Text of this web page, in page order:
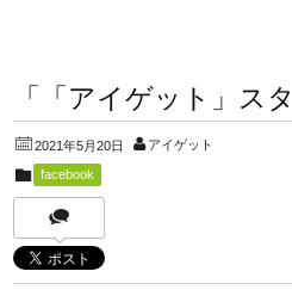
「「アイゲット」ス
2021年5月20日 アイゲット
facebook